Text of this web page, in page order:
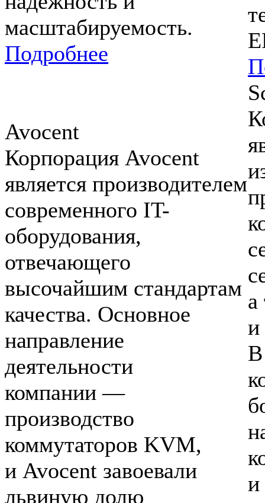
масштабируемость.
Подробнее
Avocent
Корпорация Avocent
является производителем
современного IT-
оборудования,
отвечающего
высочайшим стандартам
качества. Основное
направление
деятельности
компании —
производство
коммутаторов KVM,
и Avocent завоевали
львиную долю
а
и
В
и